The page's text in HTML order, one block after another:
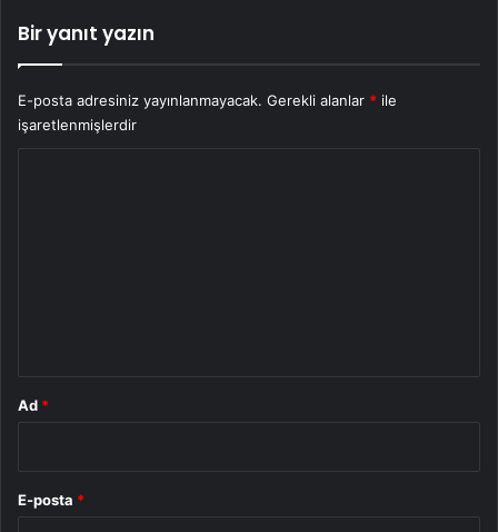
Bir yanıt yazın
E-posta adresiniz yayınlanmayacak. Gerekli alanlar * ile
işaretlenmişlerdir
Ad *
E-posta *